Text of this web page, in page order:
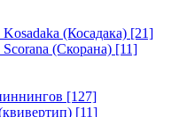
(Косадака) [21]
(Скорана) [11]
[127]
[11]